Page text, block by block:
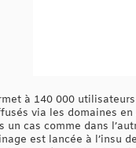
à 140 000
via les domaines en
un cas comme dans
est lancée à l’insu